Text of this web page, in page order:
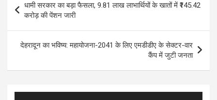
navigation
धामी सरकार का बड़ा फैसला, 9.81 लाख लाभार्थियों के खातों में ₹145.42
करोड़ की पेंशन जारी
देहरादून का भविष्य: महायोजना-2041 के लिए एमडीडीए के सेक्टर-वार
कैंप में जुटी जनता